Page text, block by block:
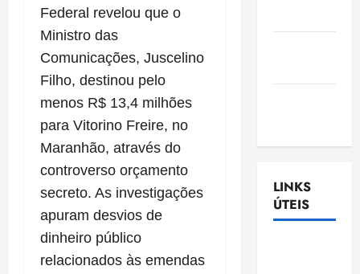
Federal revelou que o
Ministro das
Comunicações, Juscelino
Filho, destinou pelo
menos R$ 13,4 milhões
para Vitorino Freire, no
Maranhão, através do
controverso orçamento
secreto. As investigações
apuram desvios de
dinheiro público
relacionados às emendas
LINKS
ÚTEIS